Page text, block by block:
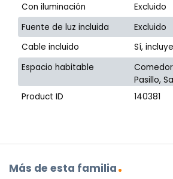
Con iluminación
Excluido
Fuente de luz incluida
Excluido
Cable incluido
Sí,
Espacio habitable
Pasillo,
Product ID
140381
Más de esta familia